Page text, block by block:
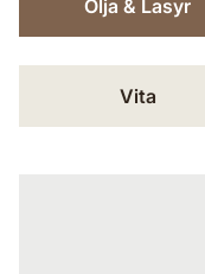
Olja & Lasyr
Vita